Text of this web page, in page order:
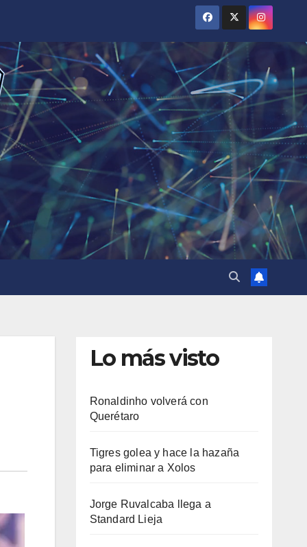
Lo más visto
Ronaldinho volverá con
Querétaro
Tigres golea y hace la hazaña
para eliminar a Xolos
Jorge Ruvalcaba llega a
Standard Lieja